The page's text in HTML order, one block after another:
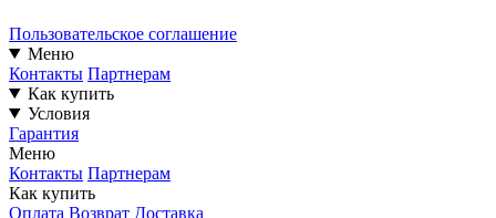
Пользовательское соглашение
Меню
Контакты Партнерам
Как купить
Условия
Гарантия
Меню
Контакты Партнерам
Как купить
Оплата Возврат Доставка